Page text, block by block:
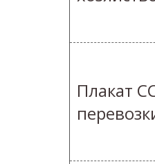
Плакат